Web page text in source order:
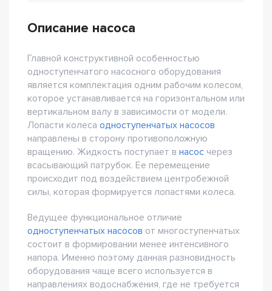
Описание насоса
Главной конструктивной особенностью
одноступенчатого насосного оборудования
является комплектация одним рабочим колесом,
которое устанавливается на горизонтальном или
вертикальном валу в зависимости от модели.
Лопасти колеса одноступенчатых насосов
направлены в сторону противоположную
вращению. Жидкость поступает в насос через
всасывающий патрубок. Ее перемещение
происходит под воздействием центробежной
силы, которая формируется лопастями колеса.
Ведущее функциональное отличие
одноступенчатых насосов от многоступенчатых
состоит в формировании менее интенсивного
напора. Именно поэтому данная разновидность
оборудования чаще всего используется в
направлениях водоснабжения, где не требуется